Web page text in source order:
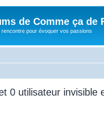
de Comme ça de
rencontre pour évoquer vos passions
0 utilisateur invisible